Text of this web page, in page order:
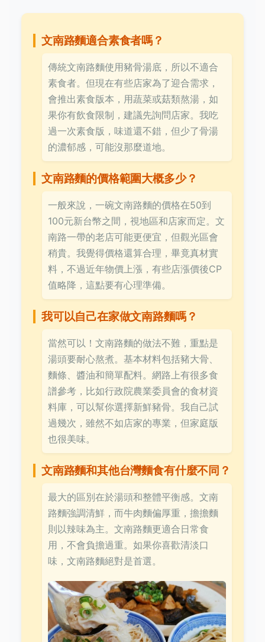
文南路麵適合素食者嗎？
傳統文南路麵使用豬骨湯底，所以不適合
素食者。但現在有些店家為了迎合需求，
會推出素食版本，用蔬菜或菇類熬湯，如
果你有飲食限制，建議先詢問店家。我吃
過一次素食版，味道還不錯，但少了骨湯
的濃郁感，可能沒那麼道地。
文南路麵的價格範圍大概多少？
一般來說，一碗文南路麵的價格在50到
100元新台幣之間，視地區和店家而定。文
南路一帶的老店可能更便宜，但觀光區會
稍貴。我覺得價格還算合理，畢竟真材實
料，不過近年物價上漲，有些店漲價後CP
值略降，這點要有心理準備。
我可以自己在家做文南路麵嗎？
當然可以！文南路麵的做法不難，重點是
湯頭要耐心熬煮。基本材料包括豬大骨、
麵條、醬油和簡單配料。網路上有很多食
譜參考，比如行政院農業委員會的食材資
料庫，可以幫你選擇新鮮豬骨。我自己試
過幾次，雖然不如店家的專業，但家庭版
也很美味。
文南路麵和其他台灣麵食有什麼不同？
最大的區別在於湯頭和整體平衡感。文南
路麵強調清鮮，而牛肉麵偏厚重，擔擔麵
則以辣味為主。文南路麵更適合日常食
用，不會負擔過重。如果你喜歡清淡口
味，文南路麵絕對是首選。